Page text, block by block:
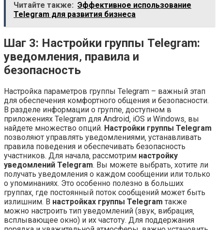
Читайте также: Эффективное использование
Telegram для развития бизнеса
Шаг 3: Настройки группы Telegram:
уведомления‚ правила и
безопасность
Настройка параметров группы Telegram – важный этап
для обеспечения комфортного общения и безопасности.
В разделе информации о группе‚ доступном в
приложениях Telegram для Android‚ iOS и Windows‚ вы
найдете множество опций. Настройки группы Telegram
позволяют управлять уведомлениями‚ устанавливать
правила поведения и обеспечивать безопасность
участников. Для начала‚ рассмотрим настройку
уведомлений Telegram. Вы можете выбрать‚ хотите ли
получать уведомления о каждом сообщении или только
о упоминаниях. Это особенно полезно в больших
группах‚ где постоянный поток сообщений может быть
излишним. В настройках группы Telegram также
можно настроить тип уведомлений (звук‚ вибрация‚
всплывающее окно) и их частоту. Для поддержания